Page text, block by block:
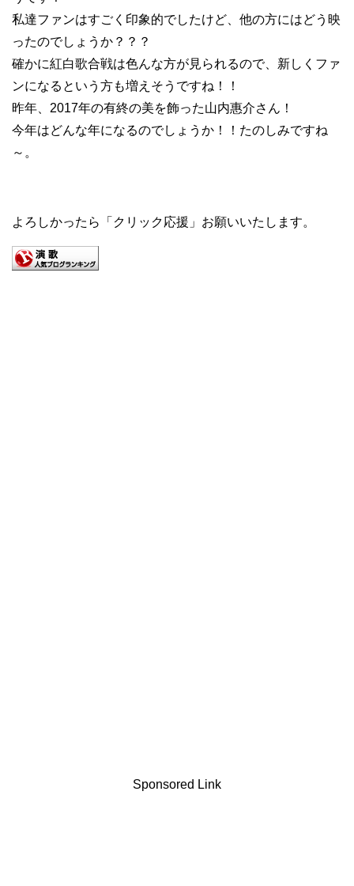
私達ファンはすごく印象的でしたけど、他の方にはどう映
ったのでしょうか？？？
確かに紅白歌合戦は色んな方が見られるので、新しくファ
ンになるという方も増えそうですね！！
昨年、2017年の有終の美を飾った山内惠介さん！
今年はどんな年になるのでしょうか！！たのしみですね
～。
よろしかったら「クリック応援」お願いいたします。
Sponsored Link